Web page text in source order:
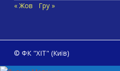
« Жов
Гру »
© ФК "ХІТ" (Київ)